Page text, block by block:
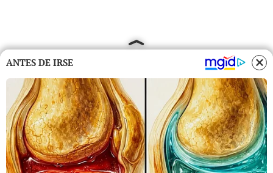
ANTES DE IRSE